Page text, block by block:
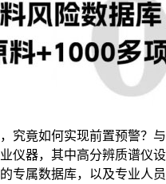
究竟如何实现前置预警？
仪器，其中高分辨质谱仪
专属数据库，以及专业人员